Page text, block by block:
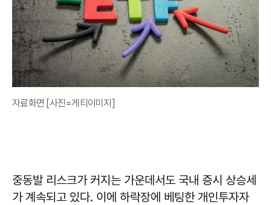
자료화면 [사진=게티이미지]
중동발 리스크가 커지는 가운데서도 국내 증시 상승세
가 계속되고 있다. 이에 하락장에 베팅한 개인투자자